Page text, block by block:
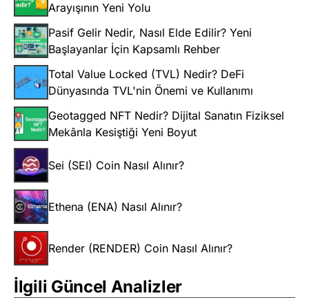
Arayışının Yeni Yolu
Pasif Gelir Nedir, Nasıl Elde Edilir? Yeni
Başlayanlar İçin Kapsamlı Rehber
Total Value Locked (TVL) Nedir? DeFi
Dünyasında TVL'nin Önemi ve Kullanımı
Geotagged NFT Nedir? Dijital Sanatın Fiziksel
Mekânla Kesiştiği Yeni Boyut
Sei (SEI) Coin Nasıl Alınır?
Ethena (ENA) Nasıl Alınır?
Render (RENDER) Coin Nasıl Alınır?
İlgili Güncel Analizler